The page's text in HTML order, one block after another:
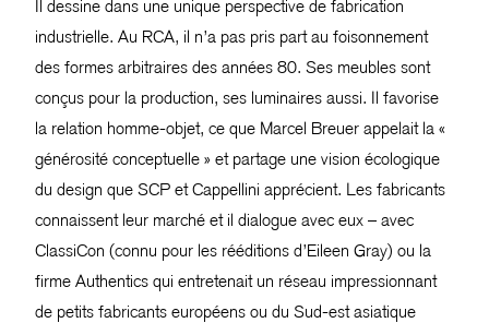
Il dessine dans une unique perspective de fabrication
industrielle. Au RCA, il n’a pas pris part au foisonnement
des formes arbitraires des années 80. Ses meubles sont
conçus pour la production, ses luminaires aussi. Il favorise
la relation homme-objet, ce que Marcel Breuer appelait la «
générosité conceptuelle » et partage une vision écologique
du design que SCP et Cappellini apprécient. Les fabricants
connaissent leur marché et il dialogue avec eux – avec
ClassiCon (connu pour les rééditions d’Eileen Gray) ou la
firme Authentics qui entretenait un réseau impressionnant
de petits fabricants européens ou du Sud-est asiatique